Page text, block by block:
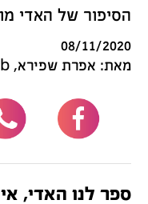
הסיפור של האדי
08/11/2020
מאת: אפרת שפירא, Autojob
ספר לנו האדי,